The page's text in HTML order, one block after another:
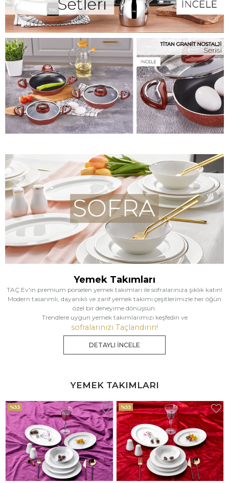
Yemek Takımları
TAÇ Ev'in premium porselen yemek takımları ile sofralarınıza şıklık katın!
Modern tasarımlı, dayanıklı ve zarif yemek takımı çeşitlerimizle her öğün
özel bir deneyime dönüşsün.
Trendlere uygun yemek takımlarımızı keşfedin ve
sofralarınızı Taçlandırın!
DETAYLI İNCELE
YEMEK TAKIMLARI
%33 %25